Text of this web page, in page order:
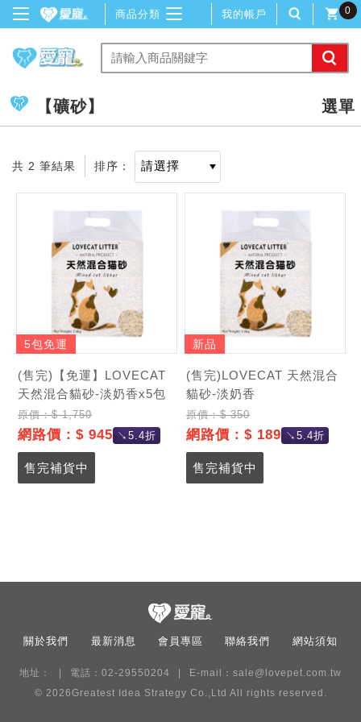
商品分類 我的帳戶 0
【礦砂】
共 2 筆結果 排序：
5包免運
(售完)【免運】LOVECAT
天然混合貓砂-淡奶香x5包
原價：$ 1,750
網路價：$ 945 ↘5.4折
售完補貨中
新品
(售完)LOVECAT 天然混合
貓砂-淡奶香
原價：$ 350
網路價：$ 189 ↘5.4折
售完補貨中
關於我們 最新消息 會員專區 聯絡我們 網站須知
地址： 電話：02-29550204 E-mail： sale@lovepet.com.tw
© 2026Greatest Idea Strategy Co.,Ltd All rights reserved.